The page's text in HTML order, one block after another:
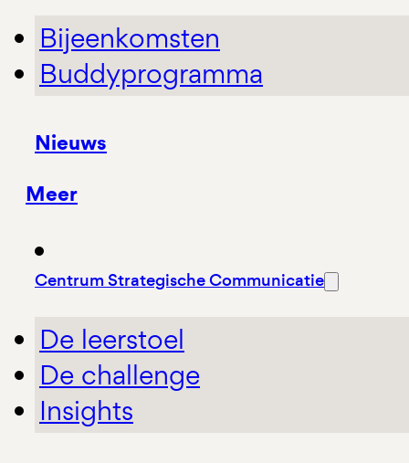
Bijeenkomsten
Buddyprogramma
Nieuws
Meer
Centrum Strategische Communicatie
De leerstoel
De challenge
Insights